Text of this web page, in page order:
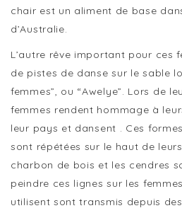
chair est un aliment de base
d’Australie.
L’autre rêve important pour ces
de pistes de danse sur le sable
femmes”, ou “Awelye”. Lors de
femmes rendent hommage à
leur pays et dansent . Ces
sont répétées sur le haut de
charbon de bois et les cendres
peindre ces lignes sur les
utilisent sont transmis depuis